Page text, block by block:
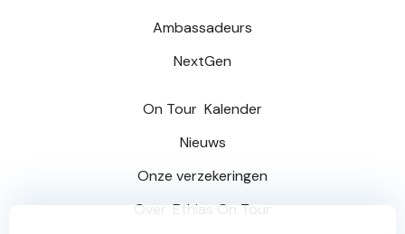
Ambassadeurs
NextGen
On Tour Kalender
Nieuws
Onze verzekeringen
Over
Ethias On Tour